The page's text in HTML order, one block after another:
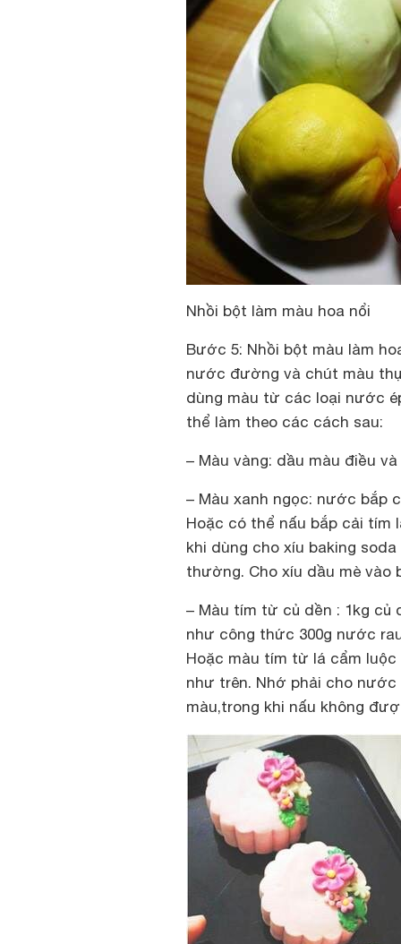
Nhồi bột làm màu hoa nổi
Bước 5: Nhồi bột màu làm
nước đường và chút màu
dùng màu từ các loại nước
thể làm theo các cách sau:
– Màu vàng: dầu màu điều
– Màu xanh ngọc: nước bắp
Hoặc có thể nấu bắp cải tím
khi dùng cho xíu baking
thường. Cho xíu dầu mè vào
– Màu tím từ củ dền : 1kg
như công thức 300g nước
Hoặc màu tím từ lá cẩm
như trên. Nhớ phải cho
màu,trong khi nấu không